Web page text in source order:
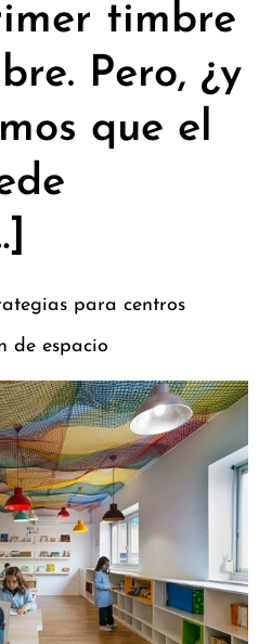
timbre
Pero, ¿y
que el
para centros
de espacio